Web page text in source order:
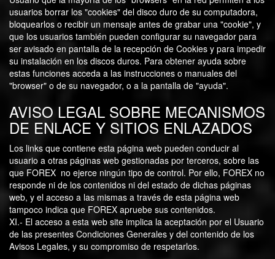
usuarios borrar los "cookies" del disco duro de su computadora,
bloquearlos o recibir un mensaje antes de grabar una "cookie", y
que los usuarios también pueden configurar su navegador para
ser avisado en pantalla de la recepción de Cookies y para impedir
su instalación en los discos duros. Para obtener ayuda sobre
estas funciones acceda a las instrucciones o manuales del
"browser" o de su navegador, o a la pantalla de "ayuda".
AVISO LEGAL SOBRE MECANISMOS
DE ENLACE Y SITIOS ENLAZADOS
Los links que contiene esta página web pueden conducir al
usuario a otras páginas web gestionadas por terceros, sobre las
que FOREX no ejerce ningún tipo de control. Por ello, FOREX no
responde ni de los contenidos ni del estado de dichas páginas
web, y el acceso a las mismas a través de esta página web
tampoco indica que FOREX apruebe sus contenidos.
XI.- El acceso a esta web site implica la aceptación por el Usuario
de las presentes Condiciones Generales y del contenido de los
Avisos Legales, y su compromiso de respetarlos.